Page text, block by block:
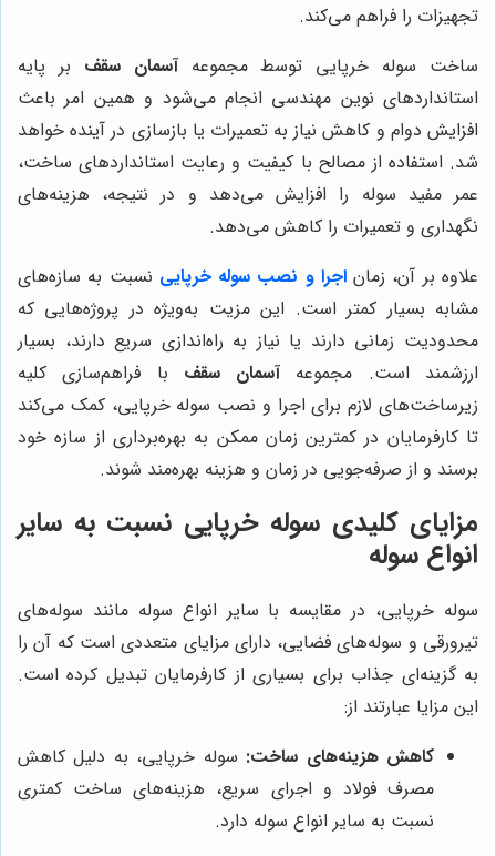
تجهیزات را فراهم می‌کند.
ساخت سوله خرپایی توسط مجموعهآسمان سقف بر پایه
استانداردهای نوین مهندسی انجام می‌شود و همین امر باعث
افزایش دوام و کاهش نیاز به تعمیرات یا بازسازی در آینده خواهد
شد. استفاده از مصالح با کیفیت و رعایت استانداردهای ساخت،
عمر مفید سوله را افزایش می‌دهد و در نتیجه، هزینه‌های
نگهداری و تعمیرات را کاهش می‌دهد.
علاوه بر آن، زماناجرا و نصب سوله خرپایی نسبت به سازه‌های
مشابه بسیار کمتر است. این مزیت به‌ویژه در پروژه‌هایی که
محدودیت زمانی دارند یا نیاز به راه‌اندازی سریع دارند، بسیار
ارزشمند است. مجموعهآسمان سقف با فراهم‌سازی کلیه
زیرساخت‌های لازم برای اجرا و نصب سوله خرپایی، کمک می‌کند
تا کارفرمایان در کمترین زمان ممکن به بهره‌برداری از سازه خود
برسند و از صرفه‌جویی در زمان و هزینه بهره‌مند شوند.
مزایای کلیدی سوله خرپایی نسبت به سایر
انواع سوله
سوله خرپایی، در مقایسه با سایر انواع سوله مانند سوله‌های
تیرورقی و سوله‌های فضایی، دارای مزایای متعددی است که آن را
به گزینه‌ای جذاب برای بسیاری از کارفرمایان تبدیل کرده است.
این مزایا عبارتند از:
کاهش هزینه‌های ساخت: سوله خرپایی، به دلیل کاهش
مصرف فولاد و اجرای سریع، هزینه‌های ساخت کمتری
نسبت به سایر انواع سوله دارد.